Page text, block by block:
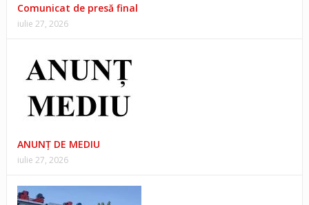
Comunicat de presă final
iulie 27, 2026
ANUNŢ DE MEDIU
iulie 27, 2026